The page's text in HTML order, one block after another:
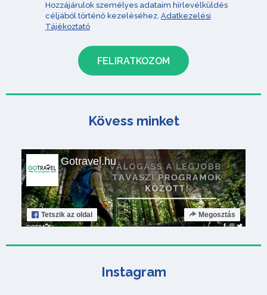
Hozzájárulok személyes adataim hírlevélküldés
céljából történő kezeléséhez. Adatkezelési
Tájékoztató
Kövess minket
Gotravel.hu
Tetszik az oldal Megosztás
Instagram